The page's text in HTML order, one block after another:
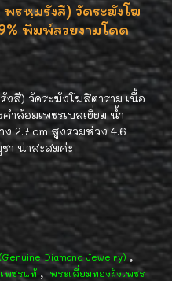
รหฺมรังสี) วัดระฆังโฆ
พิมพ์สวยงามโดด
สี) วัดระฆังโฆสิตาราม เนื้อ
ำล้อมเพชรเบลเยี่ยม น้ำ
2.7 cm สูงรวมห่วง 4.6
า น่าสะสมค่ะ
Diamond Jewelry) ,
พชรแท้ , พระเลี่ยมทองฝังเพชร